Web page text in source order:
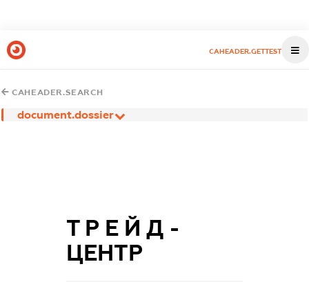
CAHEADER.GETTEST
CAHEADER.SEARCH
document.dossier
Т Р Е Й Д -
ЦЕНТР